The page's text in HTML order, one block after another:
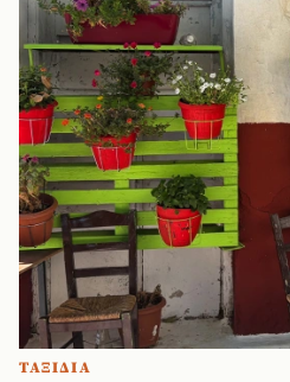
ΤΑΞΙΔΙΑ